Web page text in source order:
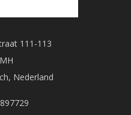
111-113
Nederland